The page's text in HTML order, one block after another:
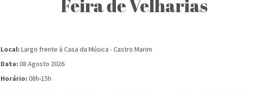
Feira de Velharias
Local: Largo frente à Casa da Música - Castro Marim
Data: 08 Agosto 2026
Horário: 08h-15h